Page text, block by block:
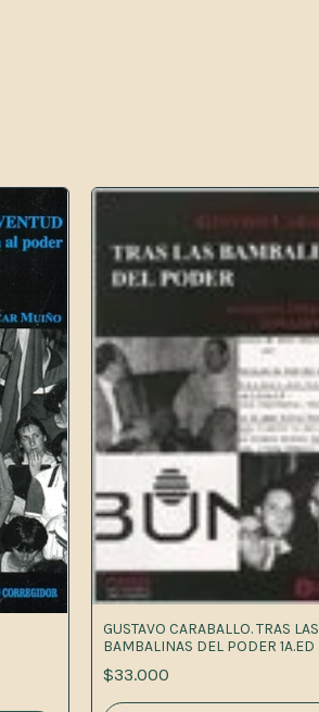
GUSTAVO CARABALLO. TRAS LAS
BAMBALINAS DEL PODER 1A.ED
$33.000